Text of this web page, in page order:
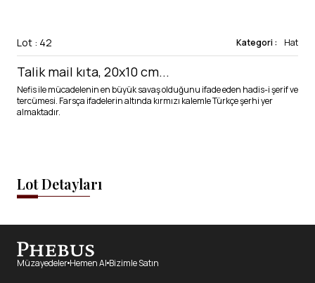
Lot : 42 Kategori : Hat
Talik mail kıta, 20x10 cm...
Nefis ile mücadelenin en büyük savaş olduğunu ifade eden hadis-i şerif ve
tercümesi. Farsça ifadelerin altında kırmızı kalemle Türkçe şerhi yer
almaktadır.
Lot Detayları
Müzayedeler Hemen Al Bizimle Satın